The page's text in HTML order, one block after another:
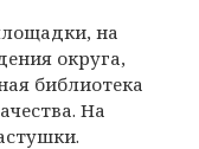
на
округа,
библиотека
На